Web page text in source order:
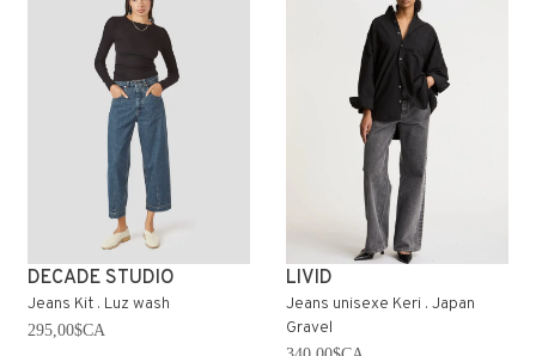
DECADE STUDIO
Jeans Kit . Luz wash
295,00$CA
LIVID
Jeans unisexe Keri . Japan
Gravel